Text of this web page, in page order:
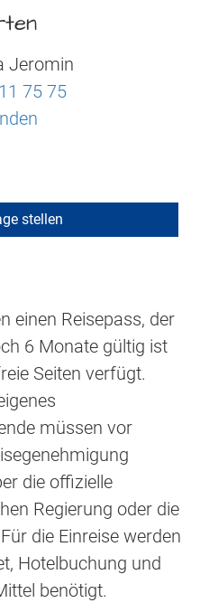
Jeromin
75 75
stellen
einen Reisepass, der
6 Monate gültig ist
Seiten verfügt.
müssen vor
die offizielle
Regierung oder die
die Einreise werden
Hotelbuchung und
benötigt.